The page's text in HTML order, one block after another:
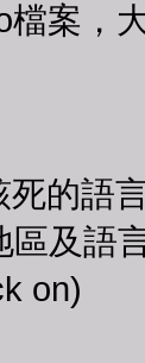
檔案，
死的語
區及語
on)